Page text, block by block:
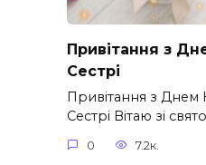
Привітання з
Сестрі
Привітання з
Сестрі Вітаю зі
0 7.2к.